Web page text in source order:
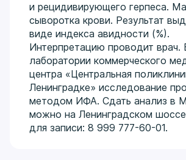
и рецидивирующего герпеса.
сыворотка крови. Результат
виде индекса авидности (%).
Интерпретацию проводит врач.
лаборатории коммерческого
центра «Центральная
Ленинградке» исследование
методом ИФА. Сдать анализ в
можно на Ленинградском
для записи: 8 999 777-60-01.